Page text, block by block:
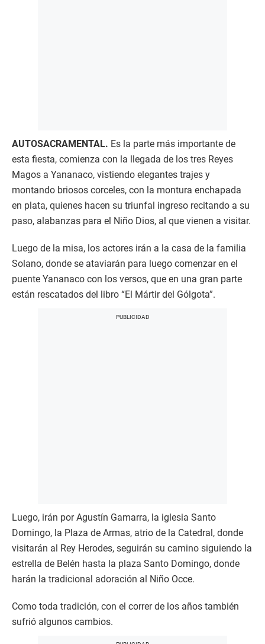
AUTOSACRAMENTAL. Es la parte más importante de
esta fiesta, comienza con la llegada de los tres Reyes
Magos a Yananaco, vistiendo elegantes trajes y
montando briosos corceles, con la montura enchapada
en plata, quienes hacen su triunfal ingreso recitando a su
paso, alabanzas para el Niño Dios, al que vienen a visitar.
Luego de la misa, los actores irán a la casa de la familia
Solano, donde se ataviarán para luego comenzar en el
puente Yananaco con los versos, que en una gran parte
están rescatados del libro “El Mártir del Gólgota”.
Luego, irán por Agustín Gamarra, la iglesia Santo
Domingo, la Plaza de Armas, atrio de la Catedral, donde
visitarán al Rey Herodes, seguirán su camino siguiendo la
estrella de Belén hasta la plaza Santo Domingo, donde
harán la tradicional adoración al Niño Occe.
Como toda tradición, con el correr de los años también
sufrió algunos cambios.